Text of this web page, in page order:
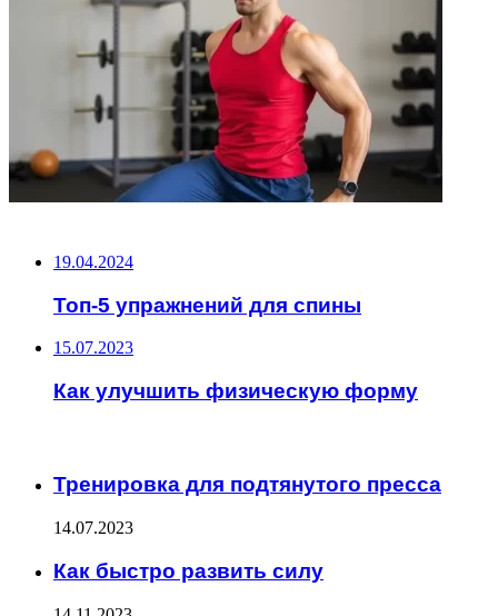
19.04.2024
Топ-5 упражнений для спины
15.07.2023
Как улучшить физическую форму
Тренировка для подтянутого пресса
14.07.2023
Как быстро развить силу